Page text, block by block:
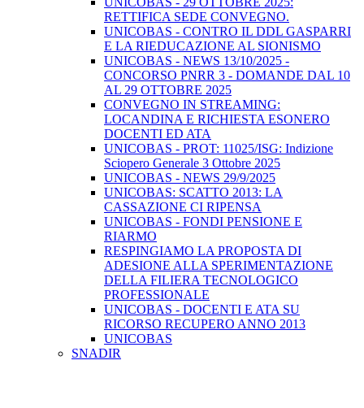
RETTIFICA SEDE CONVEGNO.
UNICOBAS - CONTRO IL DDL GASPARRI
E LA RIEDUCAZIONE AL SIONISMO
UNICOBAS - NEWS 13/10/2025 -
CONCORSO PNRR 3 - DOMANDE DAL 10
AL 29 OTTOBRE 2025
CONVEGNO IN STREAMING:
LOCANDINA E RICHIESTA ESONERO
DOCENTI ED ATA
UNICOBAS - PROT: 11025/ISG: Indizione
Sciopero Generale 3 Ottobre 2025
UNICOBAS - NEWS 29/9/2025
UNICOBAS: SCATTO 2013: LA
CASSAZIONE CI RIPENSA
UNICOBAS - FONDI PENSIONE E
RIARMO
RESPINGIAMO LA PROPOSTA DI
ADESIONE ALLA SPERIMENTAZIONE
DELLA FILIERA TECNOLOGICO
PROFESSIONALE
UNICOBAS - DOCENTI E ATA SU
RICORSO RECUPERO ANNO 2013
UNICOBAS
SNADIR